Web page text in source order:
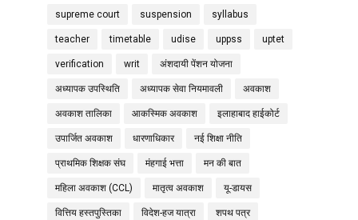
supreme court suspension syllabus
teacher timetable udise uppss uptet
verification writ अंशदायी पेंशन योजना
अध्यापक उपस्थिति अध्यापक सेवा नियमावली अवकाश
अवकाश तालिका आकस्मिक अवकाश इलाहाबाद हाईकोर्ट
उपार्जित अवकाश धारणाधिकार नई शिक्षा नीति
प्राथमिक शिक्षक संघ मंहगाई भत्ता मन की बात
महिला अवकाश (CCL) मातृत्व अवकाश यू-डायस
वित्तिय हस्तपुस्तिका विदेश-हज यात्रा शपथ पत्र